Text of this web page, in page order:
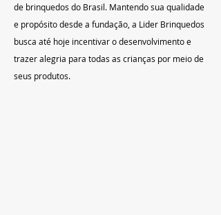
de brinquedos do Brasil. Mantendo sua qualidade
e propósito desde a fundação, a Lider Brinquedos
busca até hoje incentivar o desenvolvimento e
trazer alegria para todas as crianças por meio de
seus produtos.